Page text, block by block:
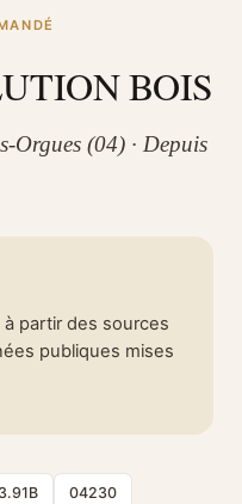
BOIS
Orgues (04) · Depuis
partir des sources
publiques mises
04230